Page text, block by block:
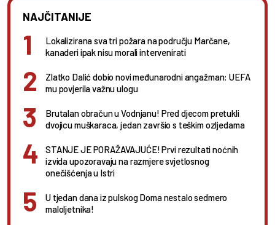
NAJČITANIJE
Lokalizirana sva tri požara na području Marčane,
kanaderi ipak nisu morali intervenirati
Zlatko Dalić dobio novi međunarodni angažman: UEFA
mu povjerila važnu ulogu
Brutalan obračun u Vodnjanu! Pred djecom pretukli
dvojicu muškaraca, jedan završio s teškim ozljedama
STANJE JE PORAŽAVAJUĆE! Prvi rezultati noćnih
izvida upozoravaju na razmjere svjetlosnog
onečišćenja u Istri
U tjedan dana iz pulskog Doma nestalo sedmero
maloljetnika!